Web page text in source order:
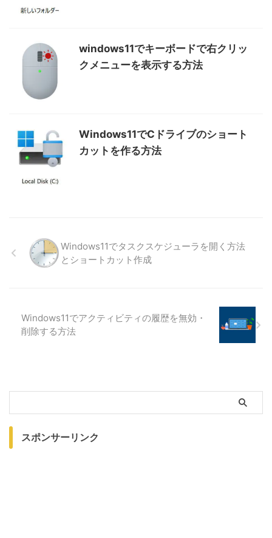
windows11でキーボードで右クリッ
クメニューを表示する方法
Windows11でCドライブのショート
カットを作る方法
Windows11でタスクスケジューラを開く方法
とショートカット作成
Windows11でアクティビティの履歴を無効・
削除する方法
スポンサーリンク